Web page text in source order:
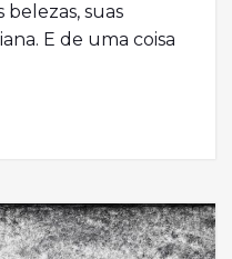
belezas, suas
E de uma coisa